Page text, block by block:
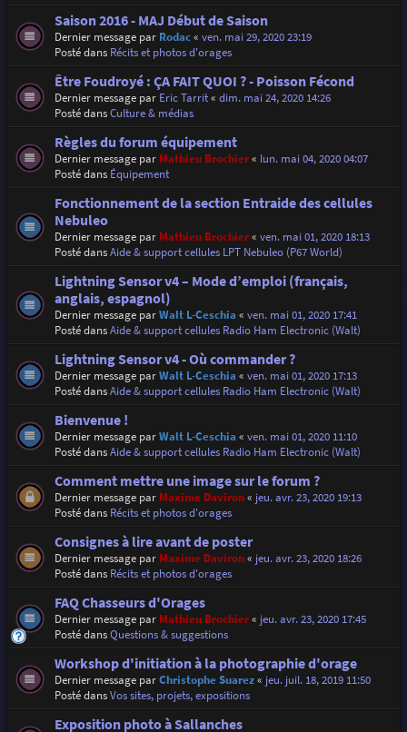
Saison 2016 - MAJ Début de Saison
Dernier message par Rodac« ven. mai 29, 2020 23:19
Posté dans Récits et photos d'orages
Être Foudroyé : ÇA FAIT QUOI ? - Poisson Fécond
Dernier message par Eric Tarrit« dim. mai 24, 2020 14:26
Posté dansCulture & médias
Règles du forum équipement
Dernier message par Mathieu Brochier« lun. mai 04, 2020 04:07
Posté dans Équipement
Fonctionnement de la section Entraide des cellules
Nebuleo
Dernier message par Mathieu Brochier« ven. mai 01, 2020 18:13
Posté dansAide & support cellules LPT Nebuleo (P67 World)
Lightning Sensor v4 – Mode d’emploi (français,
anglais, espagnol)
Dernier message parWalt L-Ceschia « ven. mai 01, 2020 17:41
Posté dansAide & support cellules Radio Ham Electronic (Walt)
Lightning Sensor v4 - Où commander ?
Dernier message parWalt L-Ceschia « ven. mai 01, 2020 17:13
Posté dansAide & support cellules Radio Ham Electronic (Walt)
Bienvenue !
Dernier message parWalt L-Ceschia « ven. mai 01, 2020 11:10
Posté dansAide & support cellules Radio Ham Electronic (Walt)
Comment mettre une image sur le forum ?
Dernier message par Maxime Daviron« jeu. avr. 23, 2020 19:13
Posté dans Récits et photos d'orages
Consignes à lire avant de poster
Dernier message par Maxime Daviron« jeu. avr. 23, 2020 18:26
Posté dans Récits et photos d'orages
FAQ Chasseurs d'Orages
Dernier message par Mathieu Brochier« jeu. avr. 23, 2020 17:45
Posté dansQuestions & suggestions
Workshop d'initiation à la photographie d'orage
Dernier message parChristophe Suarez« jeu. juil. 18, 2019 11:50
Posté dansVos sites, projets, expositions
Exposition photo à Sallanches